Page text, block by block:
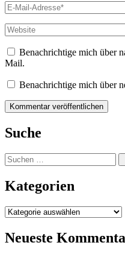
E-
Mail-
Adresse*
Website
Benachrichtige mich über
Mail.
Benachrichtige mich über
Suche
Suchen
nach:
Kategorien
Kategorien
Neueste